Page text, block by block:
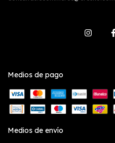
Medios de pago
Medios de envío